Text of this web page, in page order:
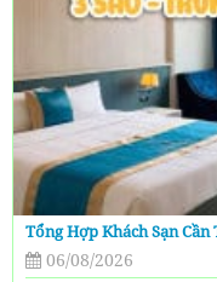
Tổng Hợp Khách Sạn
06/08/2026